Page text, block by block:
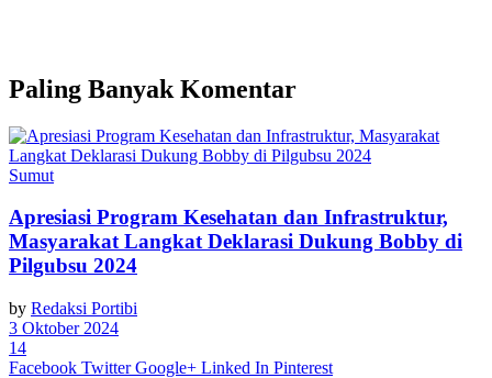
Paling Banyak Komentar
Sumut
Apresiasi Program Kesehatan dan Infrastruktur,
Masyarakat Langkat Deklarasi Dukung Bobby di
Pilgubsu 2024
by Redaksi Portibi
3 Oktober 2024
14
Facebook Twitter Google+ Linked In Pinterest